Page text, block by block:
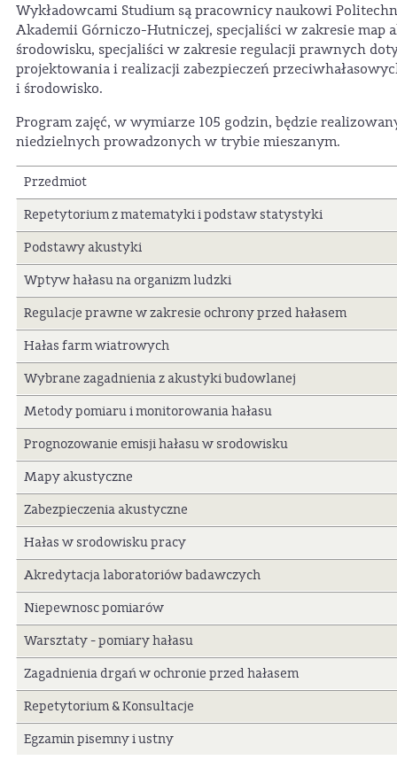
Wykładowcami Studium są pracownicy naukowi
Akademii Górniczo-Hutniczej, specjaliści w zakresie map
środowisku, specjaliści w zakresie regulacji prawnych
projektowania i realizacji zabezpieczeń
i środowisko.
Program zajęć, w wymiarze 105 godzin, będzie
niedzielnych prowadzonych w trybie mieszanym.
Przedmiot
Repetytorium z matematyki i podstaw statystyki
Podstawy akustyki
Wptyw hałasu na organizm ludzki
Regulacje prawne w zakresie ochrony przed hałasem
Hałas farm wiatrowych
Wybrane zagadnienia z akustyki budowlanej
Metody pomiaru i monitorowania hałasu
Prognozowanie emisji hałasu w srodowisku
Mapy akustyczne
Zabezpieczenia akustyczne
Hałas w srodowisku pracy
Akredytacja laboratoriów badawczych
Niepewnosc pomiarów
Warsztaty - pomiary hałasu
Zagadnienia drgań w ochronie przed hałasem
Repetytorium & Konsultacje
Egzamin pisemny i ustny